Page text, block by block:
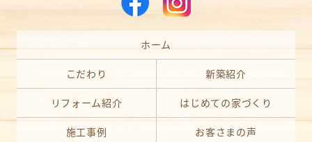
ホーム
こだわり 新築紹介
リフォーム紹介 はじめての家づくり
施工事例 お客さまの声